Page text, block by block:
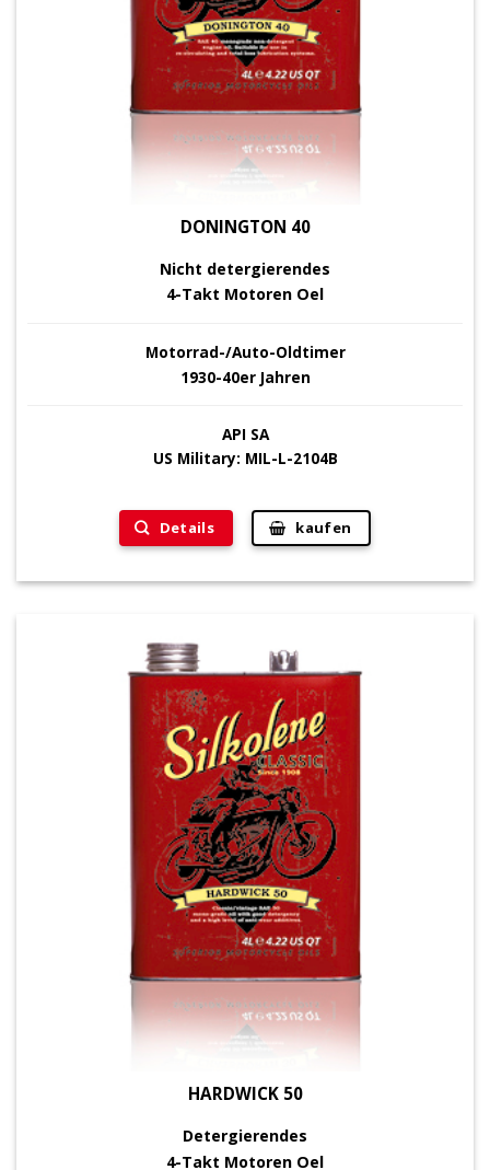
DONINGTON 40
Nicht detergierendes
4-Takt Motoren Oel
Motorrad-/Auto-Oldtimer
1930-40er Jahren
API SA
US Military: MIL-L-2104B
Details kaufen
HARDWICK 50
Detergierendes
4-Takt Motoren Oel